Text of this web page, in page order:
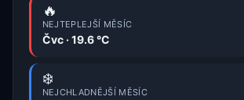
🔥
NEJTEPLEJŠÍ MĚSÍC
Čvc · 19.6 °C
❄️
NEJCHLADNĚJŠÍ MĚSÍC